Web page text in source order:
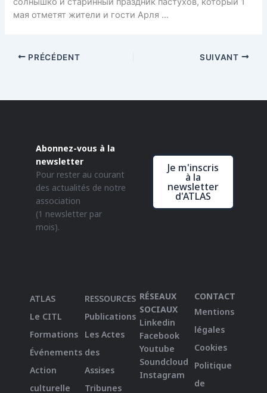
мая отметят жители и гости Арля …
PRÉCÉDENT SUIVANT
Abonnez-vous à la
newsletter
Pour rester au courant
des actualités de notre
association
(1 newsletter par
mois).
Je m'inscris
à la
newsletter
d'ATLAS
ATLAS
Le CITL
Formations
Événements
Action
culturelle
RESSOURCES
Publications
Les Actes
des
Assises
Tribunes
RÉSEAUX
SOCIAUX
Linkedin
Facebook
Youtube
Soundcloud
Instagram
CONTACT
Mentions
légales
Cookies
Politique
de